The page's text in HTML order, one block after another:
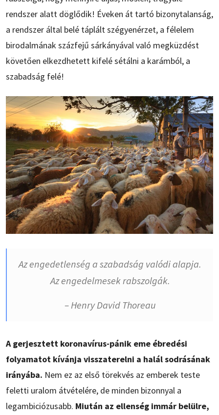
rendszer alatt döglődik! Éveken át tartó bizonytalanság,
a rendszer által belé táplált szégyenérzet, a félelem
birodalmának százfejű sárkányával való megküzdést
követően elkezdhetett kifelé sétálni a karámból, a
szabadság felé!
Az engedetlenség a szabadság valódi alapja.
Az engedelmesek rabszolgák.
– Henry David Thoreau
A gerjesztett koronavírus-pánik eme ébredési
folyamatot kívánja visszaterelni a halál sodrásának
irányába. Nem ez az első törekvés az emberek teste
feletti uralom átvételére, de minden bizonnyal a
legambiciózusabb. Miután az ellenség immár belülre,